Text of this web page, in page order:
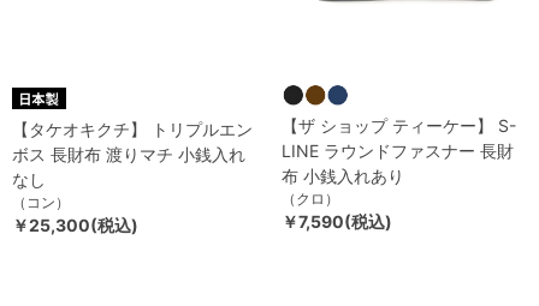
【タケオキクチ】 トリプルエン
ボス 長財布 渡りマチ 小銭入れ
なし
（コン）
￥25,300(税込)
【ザ ショップ ティーケー】 S-
LINE ラウンドファスナー 長財
布 小銭入れあり
（クロ）
￥7,590(税込)